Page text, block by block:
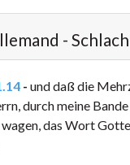
-
- und daß die
durch meine
das Wort